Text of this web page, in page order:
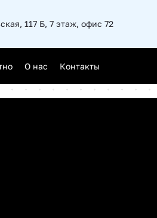
Челябинск
117 Б, 7 этаж, офис 72
О нас Контакты